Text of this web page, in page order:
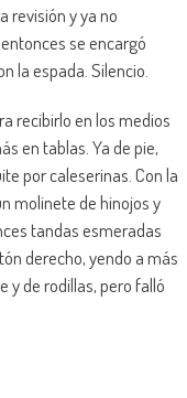
revisión y ya no
se encargó
la espada. Silencio.
recibirlo en los medios
en tablas. Ya de pie,
por caleserinas. Con la
molinete de hinojos y
tandas esmeradas
derecho, yendo a más
y de rodillas, pero falló